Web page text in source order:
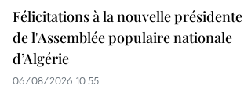
Félicitations à la nouvelle présidente
de l'Assemblée populaire nationale
d’Algérie
06/08/2026 10:55